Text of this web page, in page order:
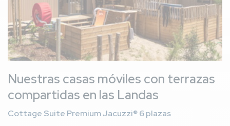
Nuestras casas móviles con terrazas
compartidas en las Landas
Cottage Suite Premium Jacuzzi® 6 plazas